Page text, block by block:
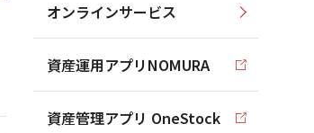
オンラインサービス
資産運用アプリNOMURA
資産管理アプリ OneStock